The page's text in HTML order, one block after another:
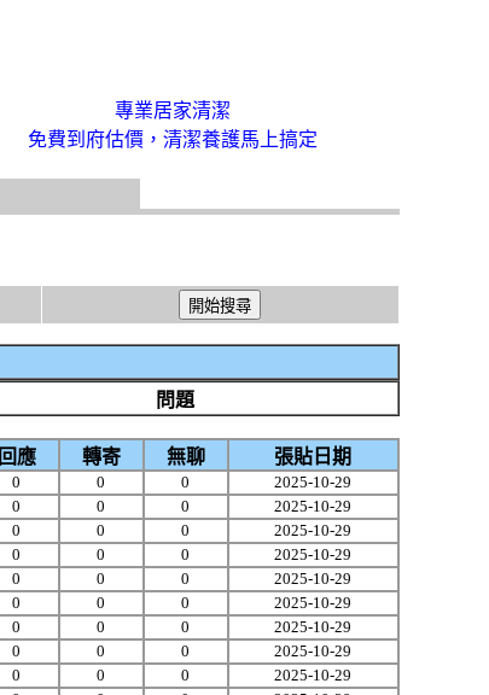
專業居家清潔
免費到府估價，清潔養護馬上搞定
問題
回應 轉寄 無聊
張貼日期
0 0 0 2025-10-29
0 0 0 2025-10-29
0 0 0 2025-10-29
0 0 0 2025-10-29
0 0 0 2025-10-29
0 0 0 2025-10-29
0 0 0 2025-10-29
0 0 0 2025-10-29
0 0 0 2025-10-29